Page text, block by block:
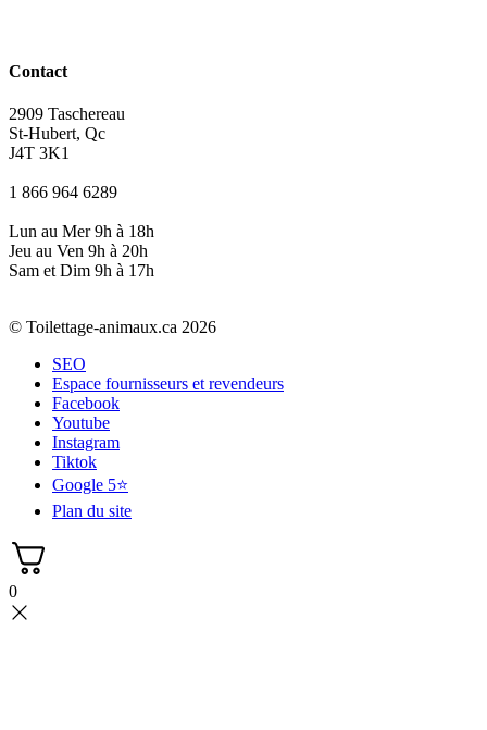
Contact
2909 Taschereau
St-Hubert, Qc
J4T 3K1
1 866 964 6289
Lun au Mer 9h à 18h
Jeu au Ven 9h à 20h
Sam et Dim 9h à 17h
© Toilettage-animaux.ca 2026
SEO
Espace fournisseurs et revendeurs
Facebook
Youtube
Instagram
Tiktok
Google 5⭐
Plan du site
0